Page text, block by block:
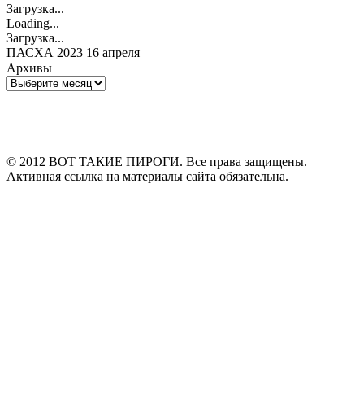
Загрузка...
Loading...
Загрузка...
ПАСХА 2023 16 апреля
Архивы
Архивы
© 2012 ВОТ ТАКИЕ ПИРОГИ. Все права защищены.
Активная ссылка на материалы сайта обязательна.